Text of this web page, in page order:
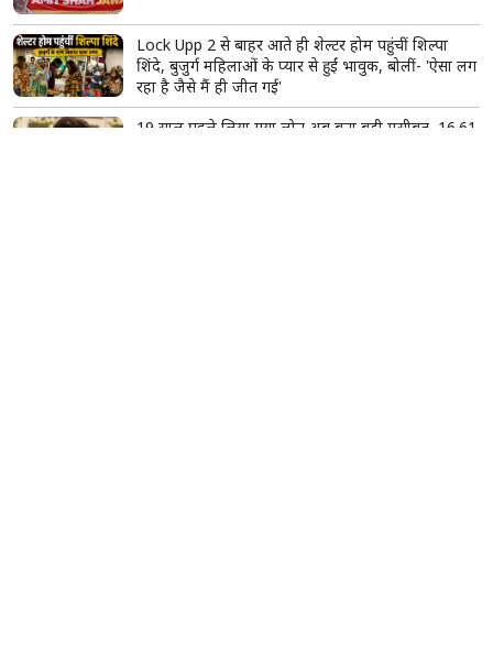
Lock Upp 2 से बाहर आते ही शेल्टर होम पहुंचीं शिल्पा
शिंदे, बुजुर्ग महिलाओं के प्यार से हुईं भावुक, बोलीं- 'ऐसा लग
रहा है जैसे मैं ही जीत गई'
19 साल पहले लिया गया लोन अब बना बड़ी मुसीबत, 16.61